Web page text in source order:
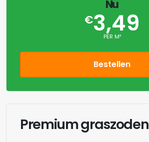
Nu
€3,49
PER M²
Bestellen
Premium graszoden